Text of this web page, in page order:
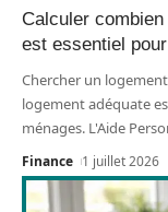
Calculer combien
est essentiel
Chercher un
logement adéquate
ménages. L'Aide
Finance 1 juillet 2026